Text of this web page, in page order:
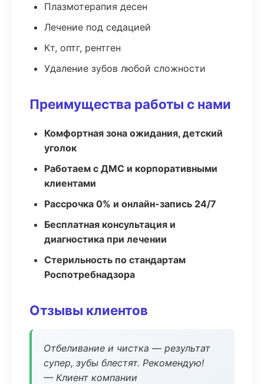
Плазмотерапия десен
Лечение под седацией
Кт, оптг, рентген
Удаление зубов любой сложности
Преимущества работы с нами
Комфортная зона ожидания, детский
уголок
Работаем с ДМС и корпоративными
клиентами
Рассрочка 0% и онлайн-запись 24/7
Бесплатная консультация и
диагностика при лечении
Стерильность по стандартам
Роспотребнадзора
Отзывы клиентов
Отбеливание и чистка — результат
супер, зубы блестят. Рекомендую!
— Клиент компании